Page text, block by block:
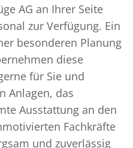
AG an Ihrer Seite
zur Verfügung. Ein
besonderen Planung
diese
für Sie und
Anlagen, das
Ausstattung an den
Fachkräfte
und zuverlässig